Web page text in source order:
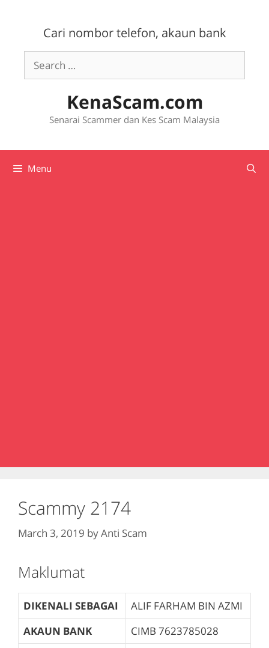
Cari nombor telefon, akaun bank
Search
for:
KenaScam.com
Senarai Scammer dan Kes Scam Malaysia
Menu
Scammy 2174
March 3, 2019 byAnti Scam
Maklumat
DIKENALI SEBAGAI
ALIF FARHAM BIN AZMI
AKAUN BANK
CIMB 7623785028